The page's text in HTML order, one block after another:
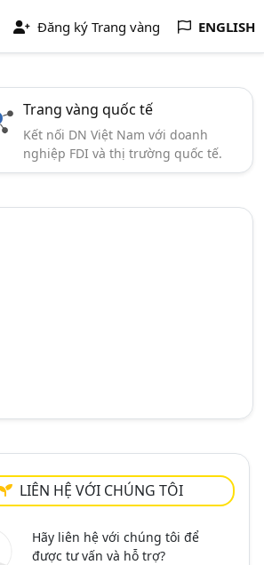
Đăng ký Trang vàng ENGLISH
Trang vàng quốc tế
Kết nối DN Việt Nam với doanh
nghiệp FDI và thị trường quốc tế.
LIÊN HỆ VỚI CHÚNG TÔI
Hãy liên hệ với chúng tôi để
được tư vấn và hỗ trợ?